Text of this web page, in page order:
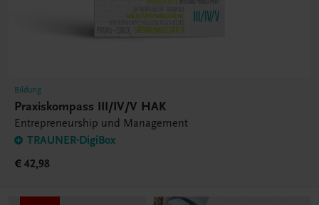
Bildung
Praxiskompass III/IV/V HAK
Entrepreneurship und Management
TRAUNER-DigiBox
€ 42,98